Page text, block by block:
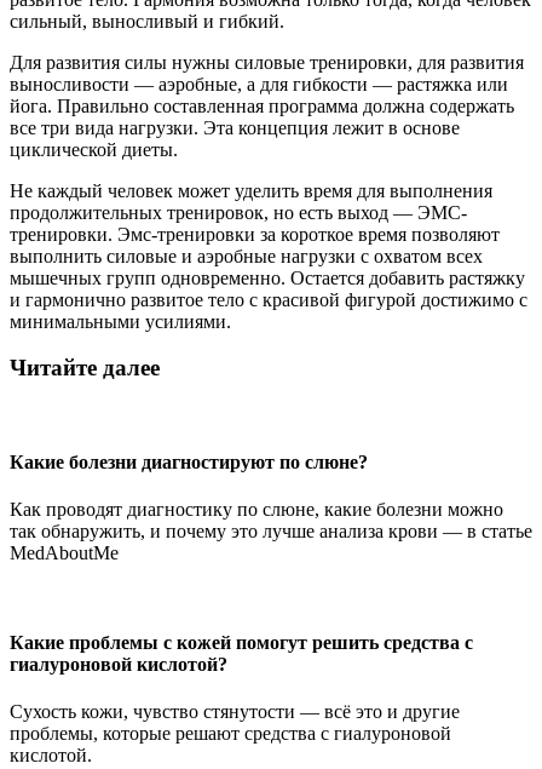
сильный, выносливый и гибкий.
Для развития силы нужны силовые тренировки, для развития
выносливости — аэробные, а для гибкости — растяжка или
йога. Правильно составленная программа должна содержать
все три вида нагрузки. Эта концепция лежит в основе
циклической диеты.
Не каждый человек может уделить время для выполнения
продолжительных тренировок, но есть выход — ЭМС-
тренировки. Эмс-тренировки за короткое время позволяют
выполнить силовые и аэробные нагрузки с охватом всех
мышечных групп одновременно. Остается добавить растяжку
и гармонично развитое тело с красивой фигурой достижимо с
минимальными усилиями.
Читайте далее
Какие болезни диагностируют по слюне?
Как проводят диагностику по слюне, какие болезни можно
так обнаружить, и почему это лучше анализа крови — в статье
MedAboutMe
Какие проблемы с кожей помогут решить средства с
гиалуроновой кислотой?
Сухость кожи, чувство стянутости — всё это и другие
проблемы, которые решают средства с гиалуроновой
кислотой.